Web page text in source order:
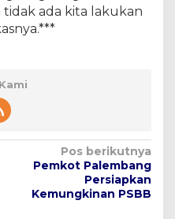
tidak ada kita lakukan
Pos berikutnya
Pemkot Palembang
Persiapkan
Kemungkinan PSBB